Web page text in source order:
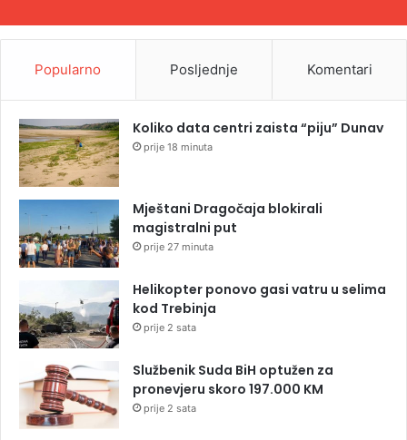
Popularno Posljednje Komentari
Koliko data centri zaista “piju” Dunav
prije 18 minuta
Mještani Dragočaja blokirali
magistralni put
prije 27 minuta
Helikopter ponovo gasi vatru u selima
kod Trebinja
prije 2 sata
Službenik Suda BiH optužen za
pronevjeru skoro 197.000 KM
prije 2 sata